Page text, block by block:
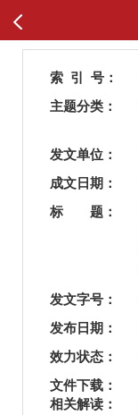
索 引 号：
主题分类：
发文单位：
成文日期：
标 题：
发文字号：
发布日期：
效力状态：
文件下载：
相关解读：